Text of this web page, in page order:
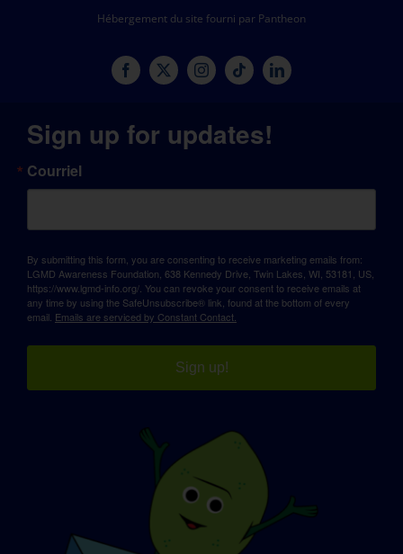
Hébergement du site fourni par Pantheon
Sign up for updates!
Courriel
By submitting this form, you are consenting to receive marketing emails from:
LGMD Awareness Foundation, 638 Kennedy Drive, Twin Lakes, WI, 53181, US,
https://www.lgmd-info.org/. You can revoke your consent to receive emails at
any time by using the SafeUnsubscribe® link, found at the bottom of every
email. Emails are serviced by Constant Contact.
Sign up!